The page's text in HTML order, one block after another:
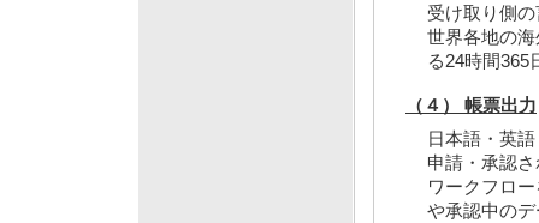
受け取り側
世界各地の
る24時間365
（４） 帳票出力
日本語・英
申請・承認
ワークフロ
や承認中の